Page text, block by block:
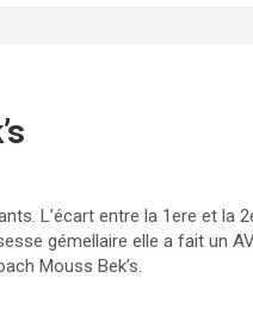
L’écart entre la 1ere et la
gémellaire elle a fait un
Mouss Bek’s.